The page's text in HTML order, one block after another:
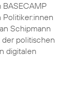
Politiker:innen
Schipmann
politischen
digitalen